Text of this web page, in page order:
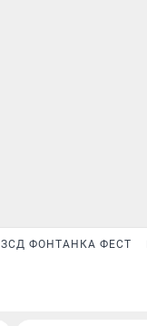
ЗСД ФОНТАНКА ФЕСТ